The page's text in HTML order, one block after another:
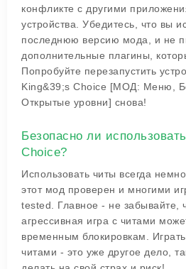
конфликте с другими
устройства. Убедитесь, что вы
последнюю версию мода, и не
дополнительные плагины,
Попробуйте перезапустить
King&39;s Choice [МОД: Меню,
Открытые уровни] снова!
Безопасно ли
Choice?
Использовать читы всегда
этот мод проверен и многими
tested. Главное - не забывайте,
агрессивная игра с читами
временным блокировкам.
читами - это уже другое дело,